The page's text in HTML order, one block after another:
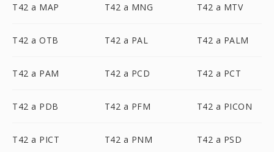
T42 a MAP T42 a MNG T42 a MTV
T42 a OTB T42 a PAL T42 a PALM
T42 a PAM T42 a PCD T42 a PCT
T42 a PDB T42 a PFM T42 a PICON
T42 a PICT T42 a PNM T42 a PSD